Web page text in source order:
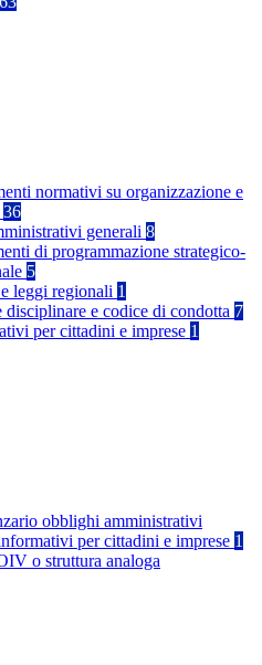
normativi su organizzazione e
36
generali 8
di programmazione strategico-
5
leggi regionali 1
disciplinare e codice di condotta 7
per cittadini e imprese 1
obblighi amministrativi
per cittadini e imprese 1
o struttura analoga